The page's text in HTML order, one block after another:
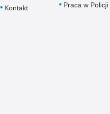
Kontakt
Praca w Policji